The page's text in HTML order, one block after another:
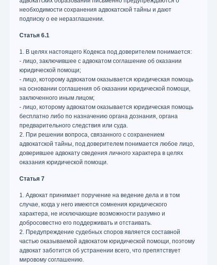
необходимости сохранения адвокатской тайны и дают
подписку о ее неразглашении.
Статья 6.1
1. В целях настоящего Кодекса под доверителем понимается:
- лицо, заключившее с адвокатом соглашение об оказании
юридической помощи;
- лицо, которому адвокатом оказывается юридическая помощь
на основании соглашения об оказании юридической помощи,
заключенного иным лицом;
- лицо, которому адвокатом оказывается юридическая помощь
бесплатно либо по назначению органа дознания, органа
предварительного следствия или суда.
2. При решении вопроса, связанного с сохранением
адвокатской тайны, под доверителем понимается любое лицо,
доверившее адвокату сведения личного характера в целях
оказания юридической помощи.
Статья 7
1. Адвокат принимает поручение на ведение дела и в том
случае, когда у него имеются сомнения юридического
характера, не исключающие возможности разумно и
добросовестно его поддерживать и отстаивать.
2. Предупреждение судебных споров является составной
частью оказываемой адвокатом юридической помощи, поэтому
адвокат заботится об устранении всего, что препятствует
мировому соглашению.